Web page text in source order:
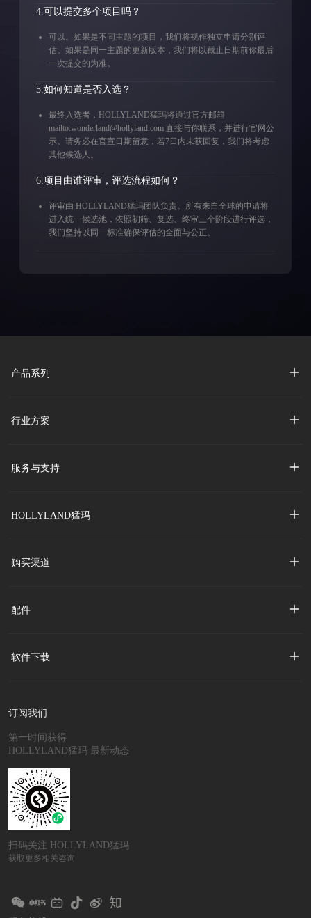
4.可以提交多个项目吗？
可以。如果是不同主题的项目，我们将视作独立申请分别评
估。如果是同一主题的更新版本，我们将以截止日期前你最后
一次提交的为准。
5.如何知道是否入选？
最终入选者，HOLLYLAND猛玛将通过官方邮箱
mailto:wonderland@hollyland.com 直接与你联系，并进行官网公
示。请务必在官宣日期留意，若7日内未获回复，我们将考虑
其他候选人。
6.项目由谁评审，评选流程如何？
评审由 HOLLYLAND猛玛团队负责。所有来自全球的申请将
进入统一候选池，依照初筛、复选、终审三个阶段进行评选，
我们坚持以同一标准确保评估的全面与公正。
产品系列
行业方案
服务与支持
HOLLYLAND猛玛
购买渠道
配件
软件下载
订阅我们
第一时间获得
HOLLYLAND猛玛 最新动态
扫码关注 HOLLYLAND猛玛
获取更多相关咨询